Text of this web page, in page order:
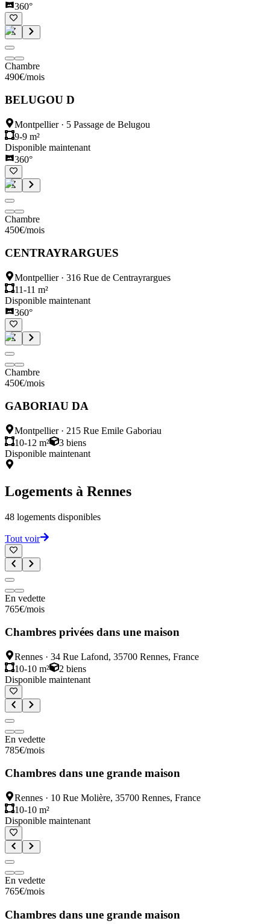
360°
Chambre
490€/mois
BELUGOU D
Montpellier· 5 Passage de Belugou
9-9 m²
Disponible maintenant
360°
Chambre
450€/mois
CENTRAYRARGUES
Montpellier· 316 Rue de Centrayrargues
11-11 m²
Disponible maintenant
360°
Chambre
450€/mois
GABORIAU DA
Montpellier· 215 Rue Emile Gaboriau
10-12 m²
3 biens
Disponible maintenant
Logements à Rennes
48 logements disponibles
Tout voir
En vedette
765€/mois
Chambres privées dans une maison
Rennes · 34 Rue Lafond, 35700 Rennes, France
10-10 m²
2 biens
Disponible maintenant
En vedette
785€/mois
Chambres dans une grande maison
Rennes · 10 Rue Molière, 35700 Rennes, France
10-10 m²
Disponible maintenant
En vedette
765€/mois
Chambres dans une grande maison